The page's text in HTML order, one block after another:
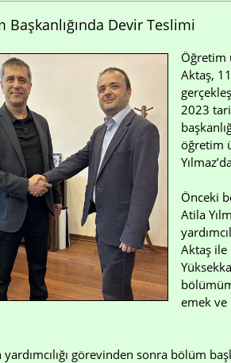
Başkanlığında Devir Teslimi
Öğretim
Aktaş,
2023
öğretim
Önceki
Atila
Aktaş ile
emek ve
yardımcılığı görevinden sonra bölüm